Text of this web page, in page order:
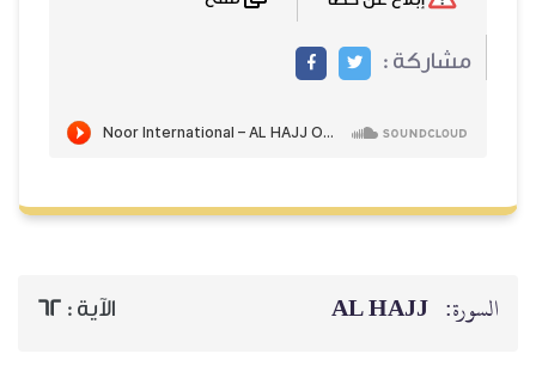
مشاركة :
السورة: AL HAJJ الآية : 62